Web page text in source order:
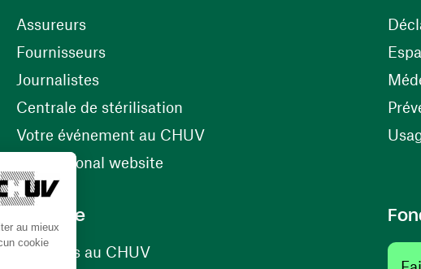
Assureurs
Fournisseurs(ouvre une nouvelle fenêtre)
Journalistes
Centrale de stérilisation
Votre événement au CHUV(ouvre une nouvelle fenêtre)
International website
Carrière
Carrières au CHUV(ouvre une nouvelle fenêtre)